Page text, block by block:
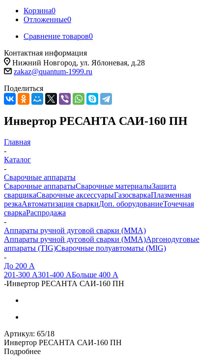
Корзина0
Отложенные0
Сравнение товаров0
Контактная информация
Нижний Новгород, ул. Яблоневая, д.28
zakaz@quantum-1999.ru
Поделиться
Инвертор РЕСАНТА САИ-160 ПН
Главная
-
Каталог
-
Сварочные аппараты
Сварочные аппаратыСварочные материалыЗащита
сварщикаСварочные аксессуарыГазосваркаПлазменная
резкаАвтоматизация сваркиДоп. оборудованиеТочечная
сваркаРаспродажа
-
Аппараты ручной дуговой сварки (MMA)
Аппараты ручной дуговой сварки (MMA)Аргонодуговые
аппараты (TIG)Сварочные полуавтоматы (MIG)
-
До 200 А
201-300 А301-400 АБольше 400 А
-Инвертор РЕСАНТА САИ-160 ПН
Артикул: 65/18
Инвертор РЕСАНТА САИ-160 ПН
Подробнее